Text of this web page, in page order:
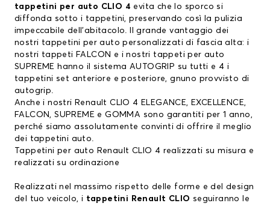
tappetini per auto CLIO 4 evita che lo sporco si
diffonda sotto i tappetini, preservando così la pulizia
impeccabile dell’abitacolo. Il grande vantaggio dei
nostri tappetini per auto personalizzati di fascia alta: i
nostri tappeti FALCON e i nostri tappeti per auto
SUPREME hanno il sistema AUTOGRIP su tutti e 4 i
tappetini set anteriore e posteriore, gnuno provvisto di
autogrip.
Anche i nostri Renault CLIO 4 ELEGANCE, EXCELLENCE,
FALCON, SUPREME eGOMMA sono garantiti per 1 anno,
perché siamo assolutamente convinti di offrire il meglio
dei tappetini auto.
Tappetini per auto Renault CLIO 4 realizzati su misura e
realizzati su ordinazione
Realizzati nel massimo rispetto delle forme e del design
del tuo veicolo, i tappetini Renault CLIO seguiranno le